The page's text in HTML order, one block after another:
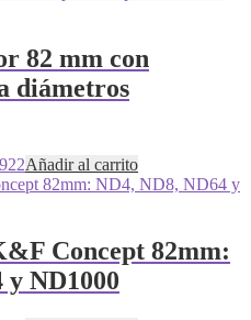
82 mm con
diámetros
Añadir al carrito
Concept 82mm:
y ND1000